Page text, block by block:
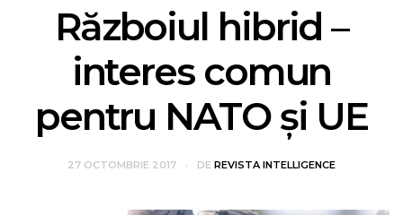
Războiul hibrid –
interes comun
pentru NATO şi UE
27 OCTOMBRIE 2017 DE REVISTA INTELLIGENCE